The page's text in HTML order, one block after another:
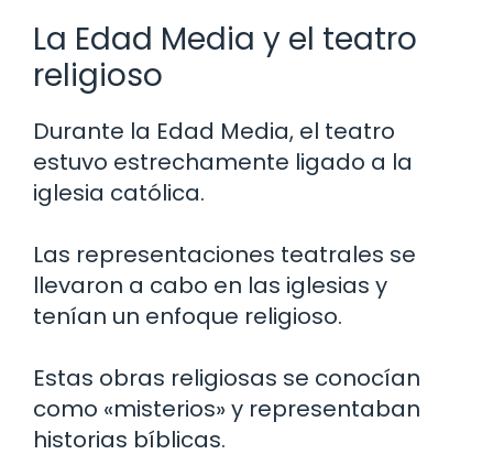
La Edad Media y el teatro
religioso
Durante la Edad Media, el teatro
estuvo estrechamente ligado a la
iglesia católica.
Las representaciones teatrales se
llevaron a cabo en las iglesias y
tenían un enfoque religioso.
Estas obras religiosas se conocían
como «misterios» y representaban
historias bíblicas.